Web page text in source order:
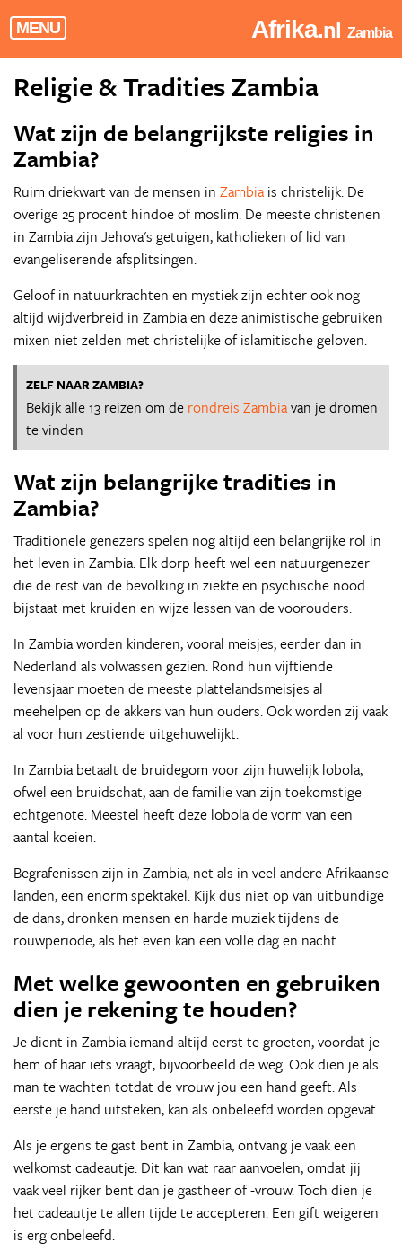
MENU Afrika.nl Zambia
Religie & Tradities Zambia
Wat zijn de belangrijkste religies in
Zambia?
Ruim driekwart van de mensen in Zambia is christelijk. De
overige 25 procent hindoe of moslim. De meeste christenen
in Zambia zijn Jehova's getuigen, katholieken of lid van
evangeliserende afsplitsingen.
Geloof in natuurkrachten en mystiek zijn echter ook nog
altijd wijdverbreid in Zambia en deze animistische gebruiken
mixen niet zelden met christelijke of islamitische geloven.
ZELF NAAR ZAMBIA?
Bekijk alle 13 reizen om de rondreis Zambiavan je dromen
te vinden
Wat zijn belangrijke tradities in
Zambia?
Traditionele genezers spelen nog altijd een belangrijke rol in
het leven in Zambia. Elk dorp heeft wel een natuurgenezer
die de rest van de bevolking in ziekte en psychische nood
bijstaat met kruiden en wijze lessen van de voorouders.
In Zambia worden kinderen, vooral meisjes, eerder dan in
Nederland als volwassen gezien. Rond hun vijftiende
levensjaar moeten de meeste plattelandsmeisjes al
meehelpen op de akkers van hun ouders. Ook worden zij vaak
al voor hun zestiende uitgehuwelijkt.
In Zambia betaalt de bruidegom voor zijn huwelijk lobola,
ofwel een bruidschat, aan de familie van zijn toekomstige
echtgenote. Meestel heeft deze lobola de vorm van een
aantal koeien.
Begrafenissen zijn in Zambia, net als in veel andere Afrikaanse
landen, een enorm spektakel. Kijk dus niet op van uitbundige
de dans, dronken mensen en harde muziek tijdens de
rouwperiode, als het even kan een volle dag en nacht.
Met welke gewoonten en gebruiken
dien je rekening te houden?
Je dient in Zambia iemand altijd eerst te groeten, voordat je
hem of haar iets vraagt, bijvoorbeeld de weg. Ook dien je als
man te wachten totdat de vrouw jou een hand geeft. Als
eerste je hand uitsteken, kan als onbeleefd worden opgevat.
Als je ergens te gast bent in Zambia, ontvang je vaak een
welkomst cadeautje. Dit kan wat raar aanvoelen, omdat jij
vaak veel rijker bent dan je gastheer of -vrouw. Toch dien je
het cadeautje te allen tijde te accepteren. Een gift weigeren
is erg onbeleefd.